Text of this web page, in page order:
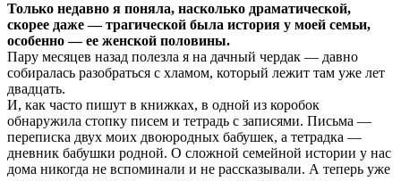
Только недавно я поняла, насколько драматической,
скорее даже — трагической была история у моей семьи,
особенно — ее женской половины.
Пару месяцев назад полезла я на дачный чердак — давно
собиралась разобраться с хламом, который лежит там уже лет
двадцать.
И, как часто пишут в книжках, в одной из коробок
обнаружила стопку писем и тетрадь с записями. Письма —
переписка двух моих двоюродных бабушек, а тетрадка —
дневник бабушки родной. О сложной семейной истории у нас
дома никогда не вспоминали и не рассказывали. А теперь уже